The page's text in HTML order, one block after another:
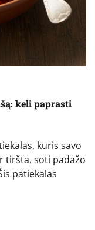
keli paprasti
kuris savo
tiršta, soti padažo
patiekalas